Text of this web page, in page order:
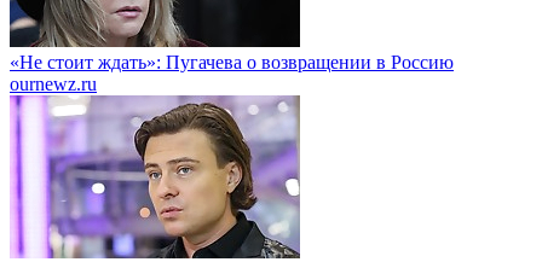
«Не стоит ждать»: Пугачева о возвращении в Россию
ournewz.ru